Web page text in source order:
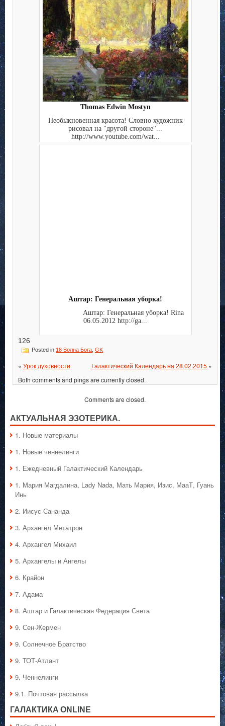
Thomas Edwin Mostyn
Необыкновенная красота! Словно художник
рисовал на "другой стороне"...
http://www.youtube.com/wat...
Аштар: Генеральная уборка!
Аштар: Генеральная уборка! Rina
06.05.2012 http://ga...
126
Posted in 18 Волна Бога GK
« Урок духовности Галактический Календарь на 28.02.2015 »
Both comments and pings are currently closed.
Comments are closed.
АКТУАЛЬНАЯ ЭЗОТЕРИКА.
1. Hовые материалы
1. Hовые ченнелинги
1. Ежедневный Галактический Календарь
1. Мария Магдалина, Lady Nada, Мать Мария, Изис, МааТ, Гуань
Инь
2. Иисус Сананда
3. Архангел Метатрон
4. Архангел Михаил
5. Архангелы и Ангелы
6. Крайон
7. Адама
8. Аштар и Галактическая Федерация Света
9. Сен-Жермен
9. Солнечное Братство
9. ТОТ-Атлант
9. Ченнелинги
9.1. Почтовая рассылка
ГАЛАКТИКA ONLINE